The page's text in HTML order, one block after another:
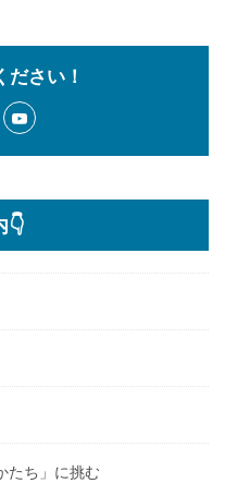
ださい！
👇
たち」に挑む